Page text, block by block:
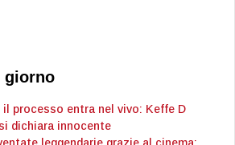
giorno
il processo entra nel vivo: Keffe D
dichiara innocente
leggendarie grazie al cinema: